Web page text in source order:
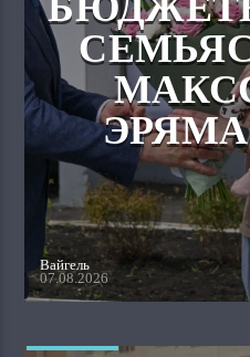
Вайгель
07.08.2026